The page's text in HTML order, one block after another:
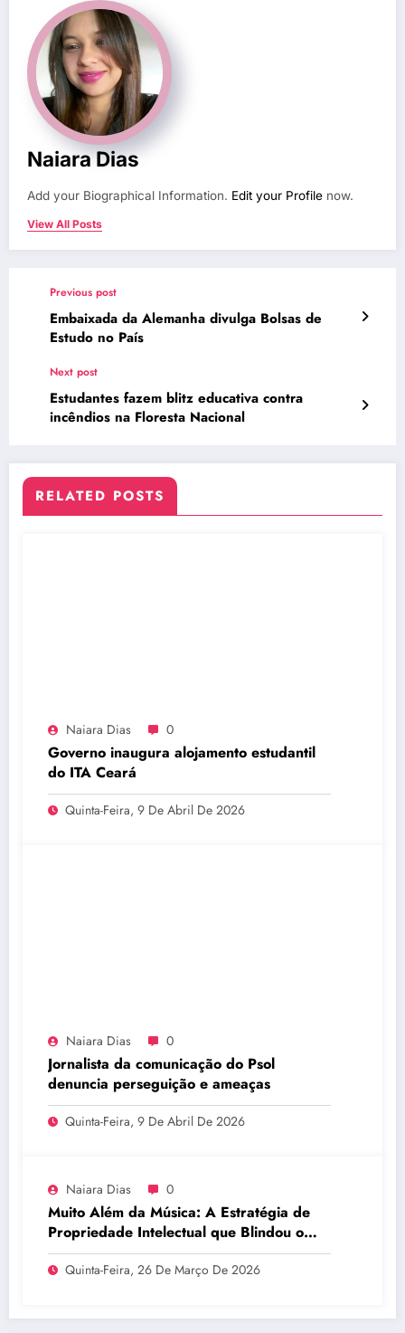
Naiara Dias
Add your Biographical Information. Edit your Profile now.
View All Posts
Previous post
Embaixada da Alemanha divulga Bolsas de
Estudo no País
Next post
Estudantes fazem blitz educativa contra
incêndios na Floresta Nacional
RELATED POSTS
Naiara Dias 0
Governo inaugura alojamento estudantil
do ITA Ceará
Quinta-Feira, 9 De Abril De 2026
Naiara Dias 0
Jornalista da comunicação do Psol
denuncia perseguição e ameaças
Quinta-Feira, 9 De Abril De 2026
Naiara Dias 0
Muito Além da Música: A Estratégia de
Propriedade Intelectual que Blindou o
Legado do BTS
Quinta-Feira, 26 De Março De 2026